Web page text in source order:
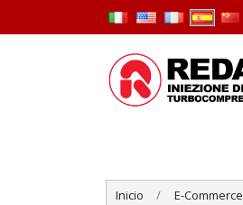
Inicio E-Commerce